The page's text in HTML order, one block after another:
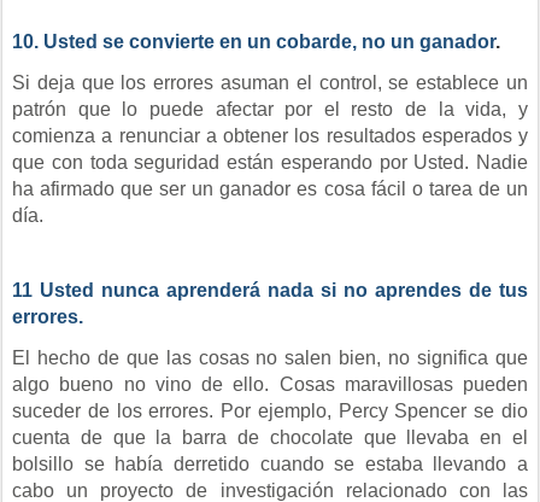
10. Usted se convierte en un cobarde, no un ganador.
Si deja que los errores asuman el control, se establece un
patrón que lo puede afectar por el resto de la vida, y
comienza a renunciar a obtener los resultados esperados y
que con toda seguridad están esperando por Usted. Nadie
ha afirmado que ser un ganador es cosa fácil o tarea de un
día.
11 Usted nunca aprenderá nada si no aprendes de tus
errores.
El hecho de que las cosas no salen bien, no significa que
algo bueno no vino de ello. Cosas maravillosas pueden
suceder de los errores. Por ejemplo, Percy Spencer se dio
cuenta de que la barra de chocolate que llevaba en el
bolsillo se había derretido cuando se estaba llevando a
cabo un proyecto de investigación relacionado con las